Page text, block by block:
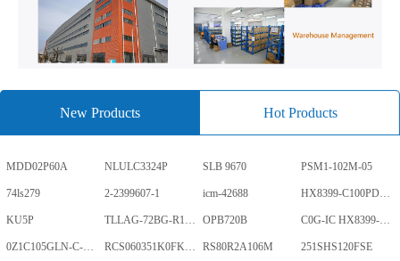
New Products Hot Products
MDD02P60A NLULC3324P SLB 9670 PSM1-102M-05
74ls279 2-2399607-1 icm-42688 HX8399-C100PD1700-GP
KU5P TLLAG-72BG-R1KH1-V-A OPB720B C0G-IC HX8399-C100PD1700-GP
0Z1C105GLN-C-0-TR RCS060351K0FKEA RS80R2A106M 251SHS120FSE